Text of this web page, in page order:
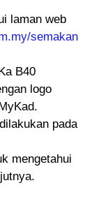
laman web
semakan
B40
logo
pada
mengetahui